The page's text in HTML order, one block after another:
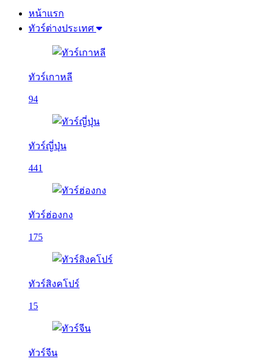
หน้าแรก
ทัวร์ต่างประเทศ
ทัวร์เกาหลี
94
ทัวร์ญี่ปุ่น
441
ทัวร์ฮ่องกง
175
ทัวร์สิงคโปร์
15
ทัวร์จีน